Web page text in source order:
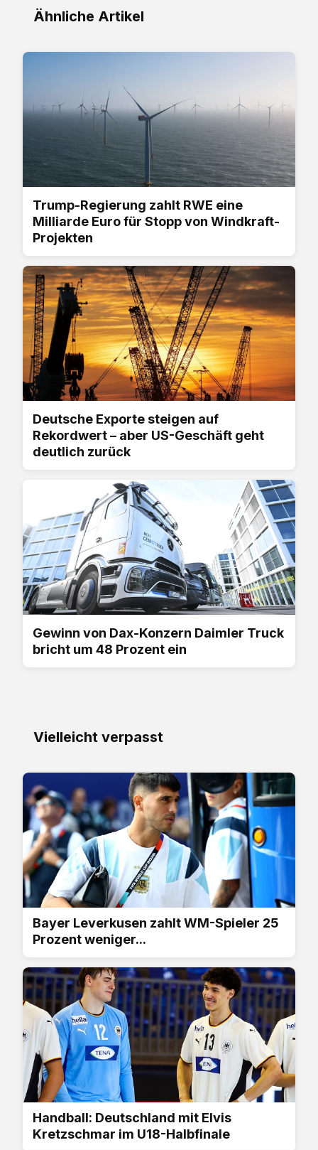
Ähnliche Artikel
Trump-Regierung zahlt RWE eine
Milliarde Euro für Stopp von Windkraft-
Projekten
Deutsche Exporte steigen auf
Rekordwert – aber US-Geschäft geht
deutlich zurück
Gewinn von Dax-Konzern Daimler Truck
bricht um 48 Prozent ein
Vielleicht verpasst
Bayer Leverkusen zahlt WM-Spieler 25
Prozent weniger...
Handball: Deutschland mit Elvis
Kretzschmar im U18-Halbfinale